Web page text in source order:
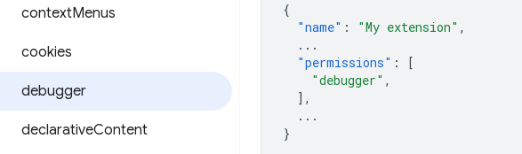
contextMenus
cookies
debugger
declarativeContent
{
"name" : "My extension" ,
...
"permissions" :
[
"debugger" ,
],
...
}